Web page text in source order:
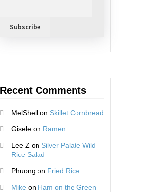
Recent Comments
MelShellon Skillet Cornbread
Giseleon Ramen
Lee Zon Silver Palate Wild
Rice Salad
Phuong on Fried Rice
Mike on Ham on the Green